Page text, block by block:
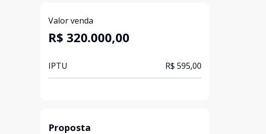
Valor venda
R$ 320.000,00
IPTU R$ 595,00
Proposta